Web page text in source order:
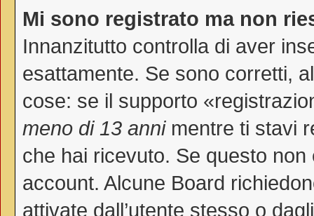
Mi sono registrato ma non
Innanzitutto controlla di aver
esattamente. Se sono corretti,
cose: se il supporto
meno di 13 annimentre ti stavi
che hai ricevuto. Se questo
account. Alcune Board
attivate dall’utente stesso o